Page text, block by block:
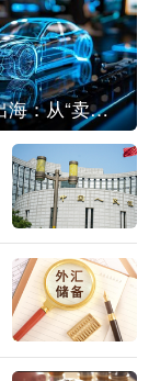
中国汽车出海：从“卖出去”到“走进去”